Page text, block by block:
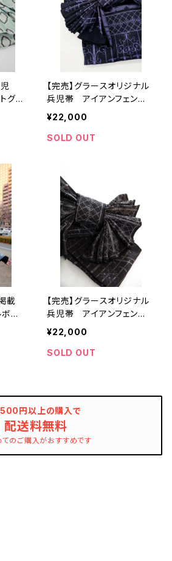
グリ
％
【完売】グラースオリジナル
兵児帯 アイアンフェン
ス パープル×ブラック ポ
リエステル100％
¥22,000
SOLD OUT
載
ー
【完売】グラースオリジナル
兵児帯 アイアンフェン
ス ブラック×シルバー ポ
リエステル100％
¥22,000
SOLD OUT
円以上の購入で
配送料無料
てのご購入がおすすめです